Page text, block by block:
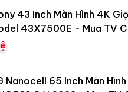
43 Inch Màn Hình 4K
43X7500E - Mua TV
Nanocell 65 Inch Màn